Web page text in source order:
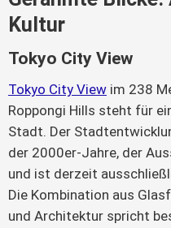
Kultur
Tokyo City View
Tokyo City View im 238
Roppongi Hills steht für
Stadt. Der
der 2000er-Jahre, der
und ist derzeit
Die Kombination aus
und Architektur spricht